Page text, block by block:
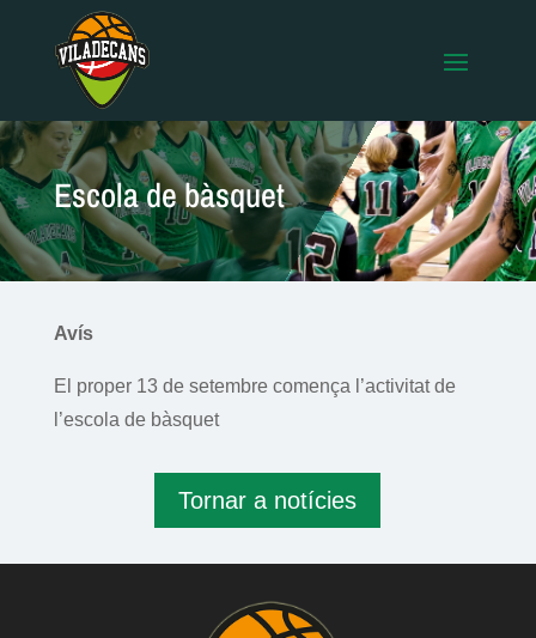
Escola de bàsquet
Avís
El proper 13 de setembre comença l’activitat de
l’escola de bàsquet
Tornar a notícies